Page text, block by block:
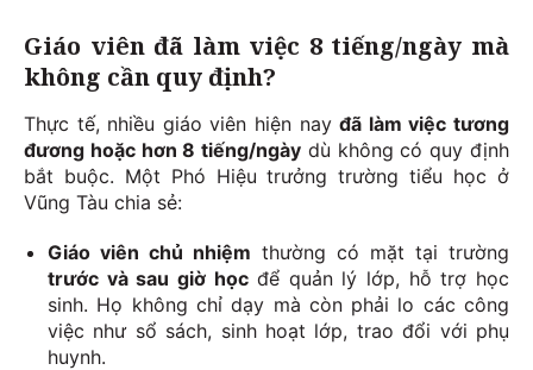
Giáo viên đã làm việc 8 tiếng/ngày mà
không cần quy định?
Thực tế, nhiều giáo viên hiện nayđã làm việc tương
đương hoặc hơn 8 tiếng/ngày dù không có quy định
bắt buộc. Một Phó Hiệu trưởng trường tiểu học ở
Vũng Tàu chia sẻ:
Giáo viên chủ nhiệm thường có mặt tại trường
trước và sau giờ họcđể quản lý lớp, hỗ trợ học
sinh. Họ không chỉ dạy mà còn phải lo các công
việc như sổ sách, sinh hoạt lớp, trao đổi với phụ
huynh.